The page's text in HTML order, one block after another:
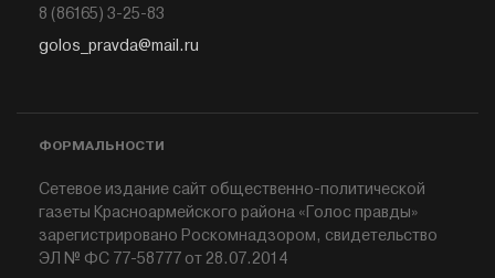
8 (86165) 3-25-83
golos_pravda@mail.ru
ФОРМАЛЬНОСТИ
Сетевое издание сайт общественно-политической
газеты Красноармейского района «Голос правды»
зарегистрировано Роскомнадзором, свидетельство
ЭЛ № ФС 77-58777 от 28.07.2014